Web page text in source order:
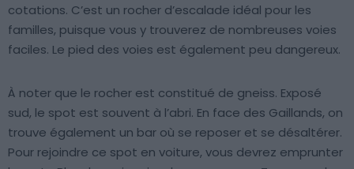
cotations. C’est un rocher d’escalade idéal pour les
familles, puisque vous y trouverez de nombreuses voies
faciles. Le pied des voies est également peu dangereux.
À noter que le rocher est constitué de gneiss. Exposé
sud, le spot est souvent à l’abri. En face des Gaillands, on
trouve également un bar où se reposer et se désaltérer.
Pour rejoindre ce spot en voiture, vous devrez emprunter